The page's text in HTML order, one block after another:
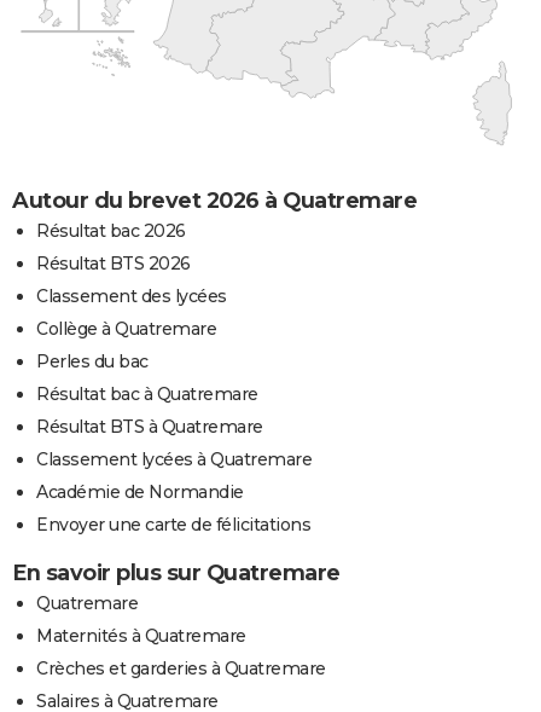
Autour du brevet 2026 à Quatremare
Résultat bac 2026
Résultat BTS 2026
Classement des lycées
Collège à Quatremare
Perles du bac
Résultat bac à Quatremare
Résultat BTS à Quatremare
Classement lycées à Quatremare
Académie de Normandie
Envoyer une carte de félicitations
En savoir plus sur Quatremare
Quatremare
Maternités à Quatremare
Crèches et garderies à Quatremare
Salaires à Quatremare